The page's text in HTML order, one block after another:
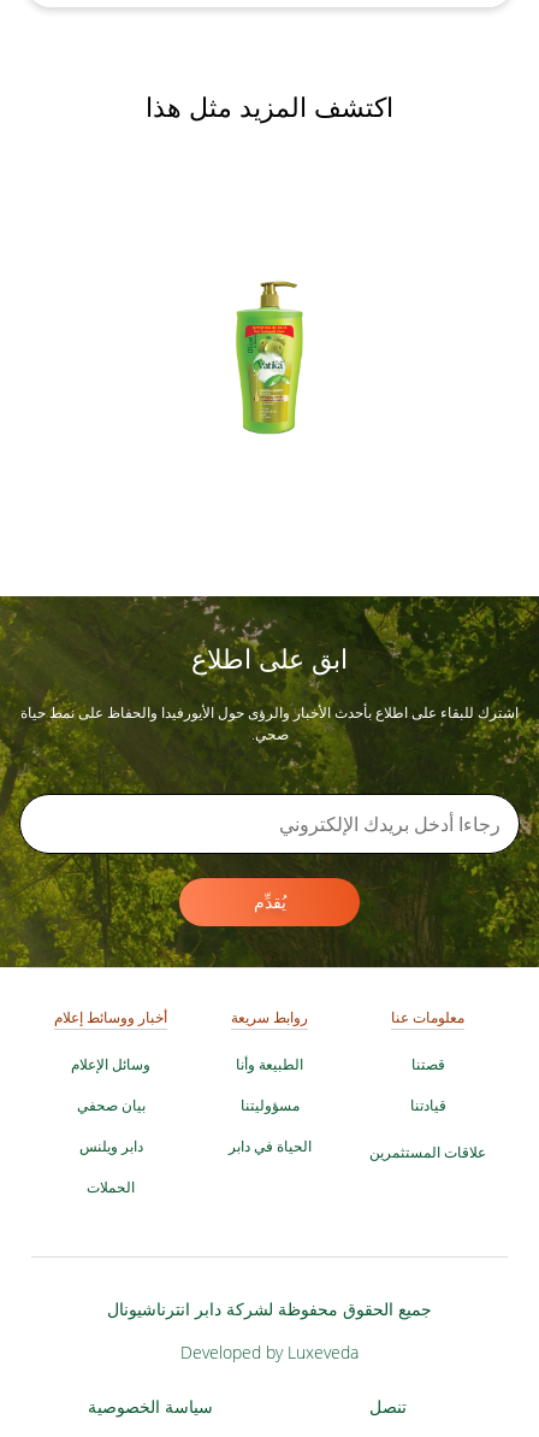
اكتشف المزيد مثل هذا
ابق على اطلاع
اشترك للبقاء على اطلاع بأحدث الأخبار والرؤى حول الأيورفيدا والحفاظ على نمط حياة
صحي.
يُقدِّم
معلومات عنا
قصتنا
قيادتنا
علاقات المستثمرين
روابط سريعة
الطبيعة وأنا
مسؤوليتنا
الحياة في دابر
أخبار ووسائط إعلام
وسائل الإعلام
بيان صحفي
دابر ويلنس
الحملات
جميع الحقوق محفوظة لشركة دابر انترناشيونال
Developed by Luxeveda
تنصل سياسة الخصوصية